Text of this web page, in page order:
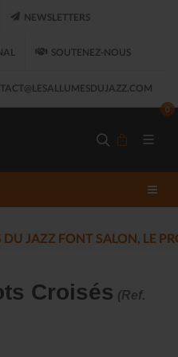
NEWSLETTERS
SOUTENEZ-NOUS
0
DU JAZZ FONT SALON, LE
Croisés (Ref.